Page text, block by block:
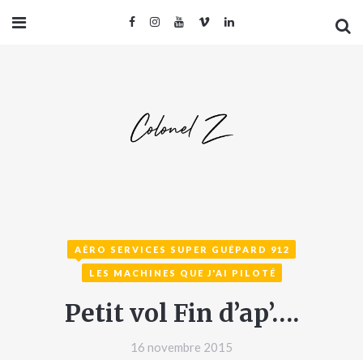
AÉRO SERVICES SUPER GUÉPARD 912
LES MACHINES QUE J'AI PILOTÉ
Petit vol Fin d’ap’….
16 novembre 2015